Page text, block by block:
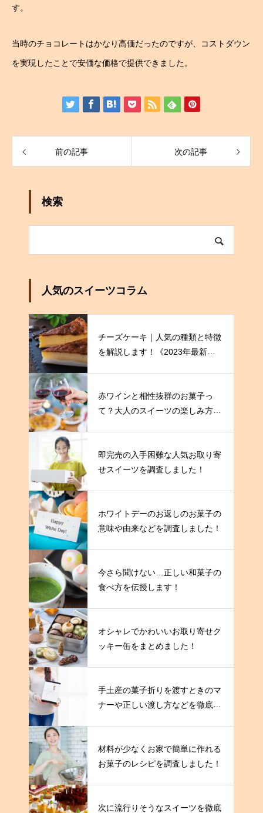
す。
当時のチョコレートはかなり高価だったのですが、コストダウン
を実現したことで安価な価格で提供できました。
前の記事 次の記事
検索
人気のスイーツコラム
チーズケーキ｜人気の種類と特徴
を解説します！《2023年最新
赤ワインと相性抜群のお菓子っ
て？大人のスイーツの楽しみ方を
即完売の入手困難な人気お取り寄
せスイーツを調査しました！
ホワイトデーのお返しのお菓子の
意味や由来などを調査しました！
今さら聞けない…正しい和菓子の
食べ方を伝授します！
オシャレでかわいいお取り寄せク
ッキー缶をまとめました！
手土産の菓子折りを渡すときのマ
ナーや正しい渡し方などを徹底解
材料が少なくお家で簡単に作れる
お菓子のレシピを調査しました！
次に流行りそうなスイーツを徹底